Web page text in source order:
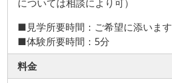
については相談により可）
■見学所要時間：ご希望に添います
■体験所要時間：5分
料金